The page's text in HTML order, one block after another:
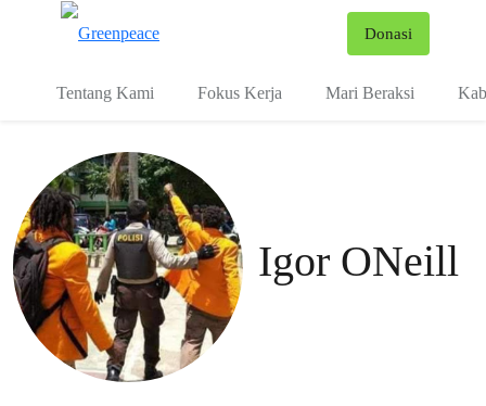
Donasi
Tentang Kami Fokus Kerja Mari Beraksi
Igor ONeill